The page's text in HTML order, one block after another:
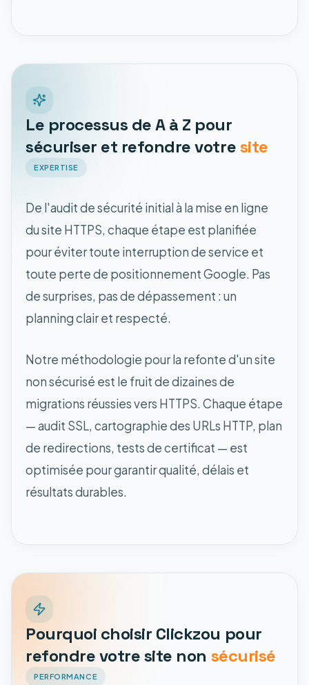
Le processus de A à Z pour
sécuriser et refondre votresite
EXPERTISE
De l'audit de sécurité initial à la mise en ligne
du site HTTPS, chaque étape est planifiée
pour éviter toute interruption de service et
toute perte de positionnement Google. Pas
de surprises, pas de dépassement : un
planning clair et respecté.
Notre méthodologie pour la refonte d'un site
non sécurisé est le fruit de dizaines de
migrations réussies vers HTTPS. Chaque étape
— audit SSL, cartographie des URLs HTTP, plan
de redirections, tests de certificat — est
optimisée pour garantir qualité, délais et
résultats durables.
Pourquoi choisir Clickzou pour
refondre votre site non sécurisé
PERFORMANCE